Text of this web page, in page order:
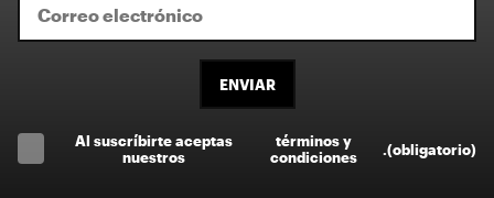
ENVIAR
Al suscríbirte aceptas
nuestros
términos y
condiciones
(obligatorio)